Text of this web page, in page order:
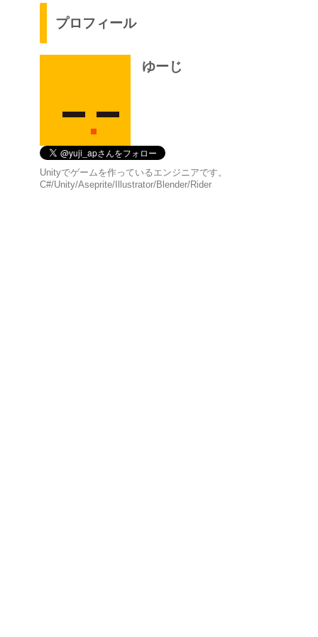
プロフィール
ゆーじ
Unityでゲームを作っているエンジニアです。
C#/Unity/Aseprite/Illustrator/Blender/Rider